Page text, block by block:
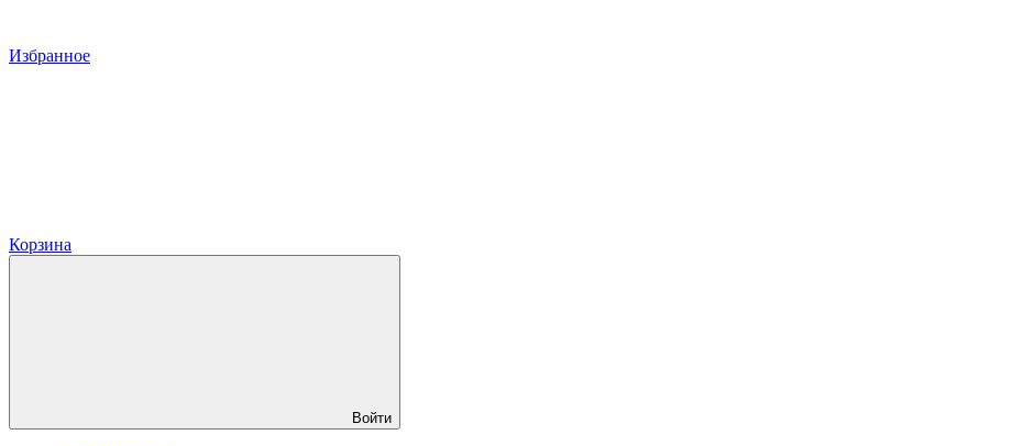
Избранное
Корзина
Войти